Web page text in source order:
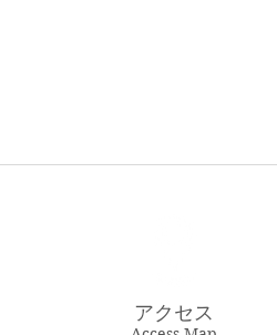
9月16日の献立アクセス